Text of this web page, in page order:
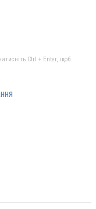
Ctrl + Enter, щоб